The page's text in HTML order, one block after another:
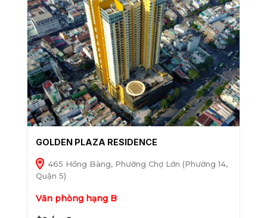
GOLDEN PLAZA RESIDENCE
465 Hồng Bàng, Phường Chợ Lớn (Phường 14,
Quận 5)
Văn phòng hạng B